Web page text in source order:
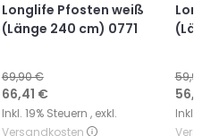
Longlife Pfosten weiß
(Länge 240 cm) 0771
69,90 €
Sonderangebot
66,41 €
Inkl. 19% Steuern , exkl.
Versandkosten
59,90
Inkl.